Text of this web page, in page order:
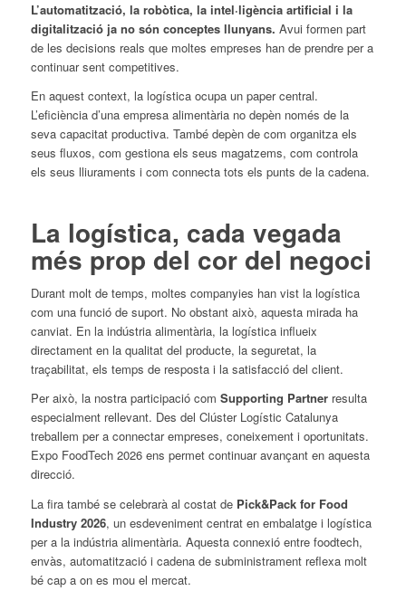
L’automatització, la robòtica, la intel·ligència artificial i la
digitalització ja no són conceptes llunyans. Avui formen part
de les decisions reals que moltes empreses han de prendre per a
continuar sent competitives.
En aquest context, la logística ocupa un paper central.
L’eficiència d’una empresa alimentària no depèn només de la
seva capacitat productiva. També depèn de com organitza els
seus fluxos, com gestiona els seus magatzems, com controla
els seus lliuraments i com connecta tots els punts de la cadena.
La logística, cada vegada
més prop del cor del negoci
Durant molt de temps, moltes companyies han vist la logística
com una funció de suport. No obstant això, aquesta mirada ha
canviat. En la indústria alimentària, la logística influeix
directament en la qualitat del producte, la seguretat, la
traçabilitat, els temps de resposta i la satisfacció del client.
Per això, la nostra participació com Supporting Partnerresulta
especialment rellevant. Des del Clúster Logístic Catalunya
treballem per a connectar empreses, coneixement i oportunitats.
Expo FoodTech 2026 ens permet continuar avançant en aquesta
direcció.
La fira també se celebrarà al costat de Pick&Pack for Food
Industry 2026, un esdeveniment centrat en embalatge i logística
per a la indústria alimentària. Aquesta connexió entre foodtech,
envàs, automatització i cadena de subministrament reflexa molt
bé cap a on es mou el mercat.